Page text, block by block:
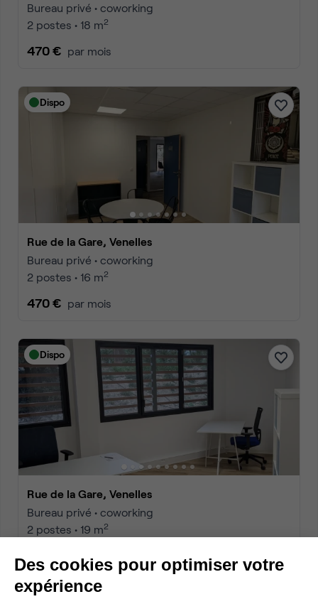
Bureau privé • coworking
2 postes • 18 m2
470 € par mois
Dispo
Rue de la Gare, Venelles
Bureau privé • coworking
2 postes • 16 m2
470 € par mois
Dispo
Rue de la Gare, Venelles
Bureau privé • coworking
2 postes • 19 m2
par mois
Des cookies pour optimiser votre
expérience